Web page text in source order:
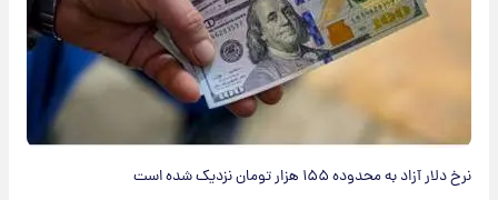
نرخ دلار آزاد به محدوده ۱۵۵ هزار تومان نزدیک شده است